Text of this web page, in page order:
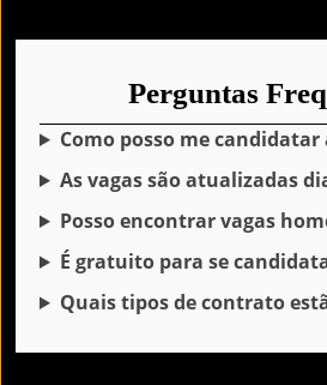
Perguntas
Como posso me candidatar
As vagas são atualizadas
Posso encontrar vagas
É gratuito para se
Quais tipos de contrato